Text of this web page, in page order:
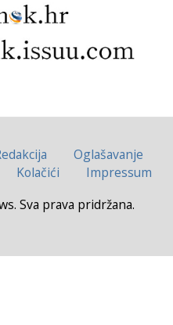
Oglašavanje
Kolačići
Impressum
Sva prava pridržana.